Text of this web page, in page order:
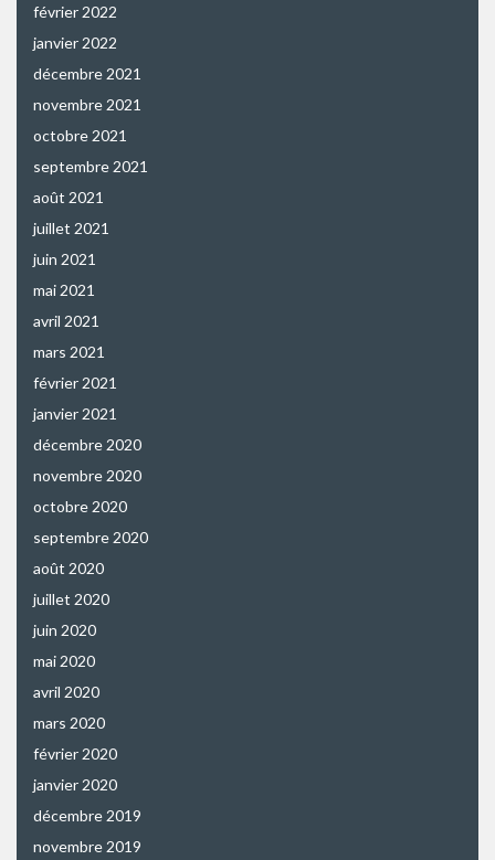
février 2022
janvier 2022
décembre 2021
novembre 2021
octobre 2021
septembre 2021
août 2021
juillet 2021
juin 2021
mai 2021
avril 2021
mars 2021
février 2021
janvier 2021
décembre 2020
novembre 2020
octobre 2020
septembre 2020
août 2020
juillet 2020
juin 2020
mai 2020
avril 2020
mars 2020
février 2020
janvier 2020
décembre 2019
novembre 2019